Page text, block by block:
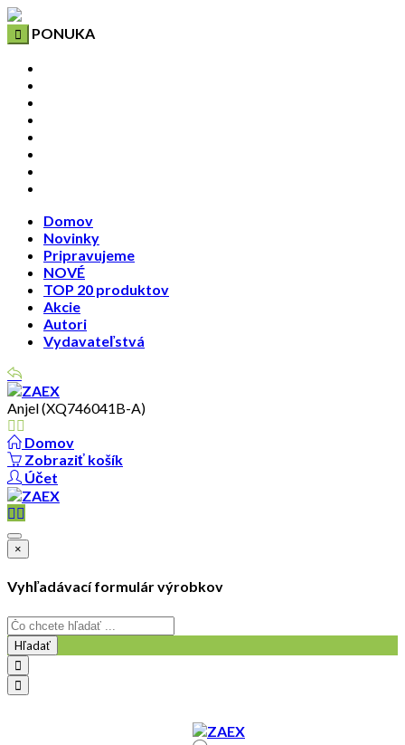
PONUKA
Domov
Novinky
Pripravujeme
NOVÉ
TOP 20 produktov
Akcie
Autori
Vydavateľstvá
Anjel (XQ746041B-A)
Domov
Zobraziť košík
Účet
×
Vyhľadávací formulár výrobkov
Hľadať